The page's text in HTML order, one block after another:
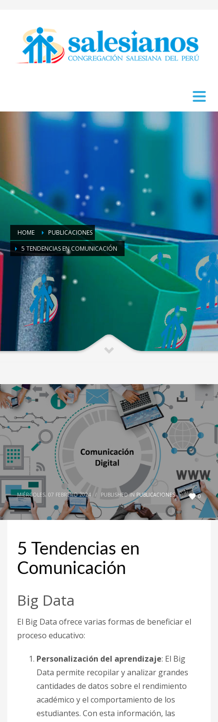
HOME
PUBLICACIONES
5 TENDENCIAS EN COMUNICACIÓN
0
MIÉRCOLES, 07 FEBRERO 2024 / PUBLISHED IN PUBLICACIONES
5 Tendencias en
Comunicación
Big Data
El Big Data ofrece varias formas de beneficiar el
proceso educativo:
Personalización del aprendizaje: El Big
Data permite recopilar y analizar grandes
cantidades de datos sobre el rendimiento
académico y el comportamiento de los
estudiantes. Con esta información, las